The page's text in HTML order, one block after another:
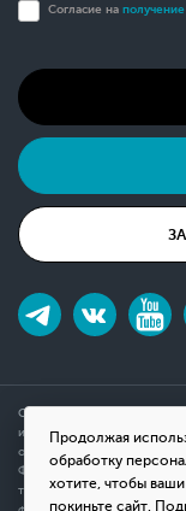
Продолжая
обработку
хотите, чтобы
покиньте сайт.
Согласие на
Обращаем ваше внимание на
информационный характер и
определяемой положениями
Федерации. Для получения
товаров, пожалуйста,